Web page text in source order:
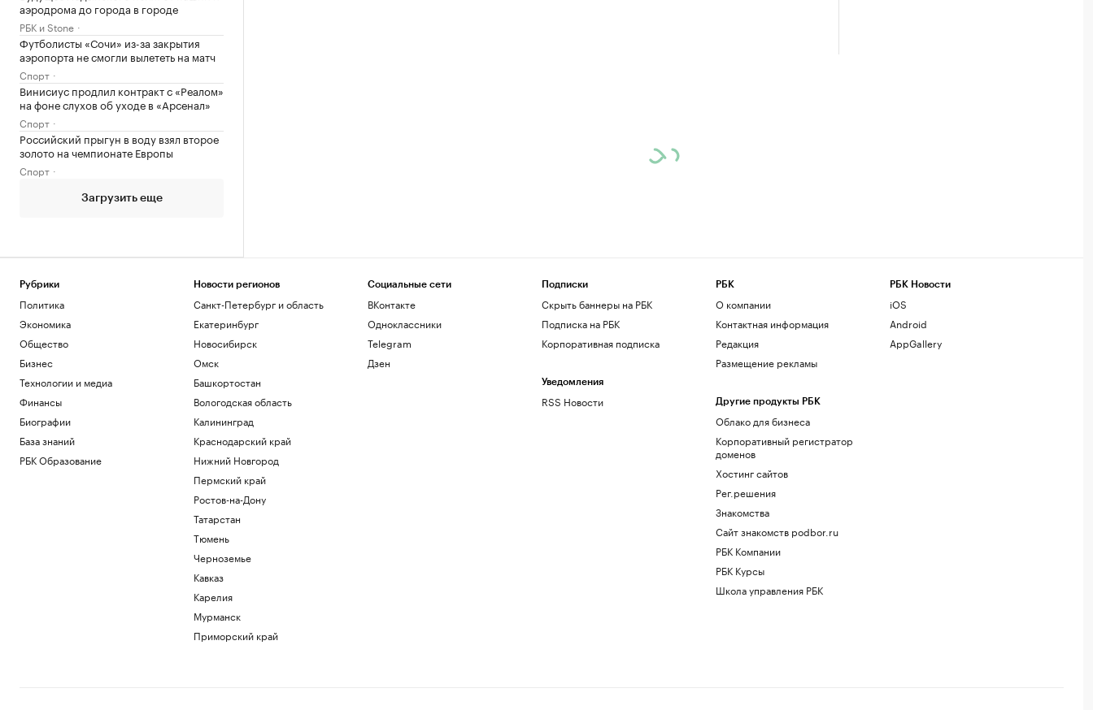
аэродрома до города в городе
РБК и Stone
Футболисты «Сочи» из-за закрытия
аэропорта не смогли вылететь на матч
Спорт
Винисиус продлил контракт с «Реалом»
на фоне слухов об уходе в «Арсенал»
Спорт
Российский прыгун в воду взял второе
золото на чемпионате Европы
Спорт
Загрузить еще
Рубрики
Политика
Экономика
Общество
Бизнес
Технологии и медиа
Финансы
Биографии
База знаний
РБК Образование
Новости регионов
Санкт-Петербург и область
Екатеринбург
Новосибирск
Омск
Башкортостан
Вологодская область
Калининград
Краснодарский край
Нижний Новгород
Пермский край
Ростов-на-Дону
Татарстан
Тюмень
Черноземье
Кавказ
Карелия
Мурманск
Приморский край
Социальные сети
ВКонтакте
Одноклассники
Telegram
Дзен
Подписки
Скрыть баннеры на РБК
Подписка на РБК
Корпоративная подписка
Уведомления
RSS Новости
РБК
О компании
Контактная информация
Редакция
Размещение рекламы
Другие продукты РБК
Облако для бизнеса
Корпоративный регистратор
доменов
Хостинг сайтов
Рег.решения
Знакомства
Сайт знакомств podbor.ru
РБК Компании
РБК Курсы
Школа управления РБК
РБК Новости
iOS
Android
AppGallery